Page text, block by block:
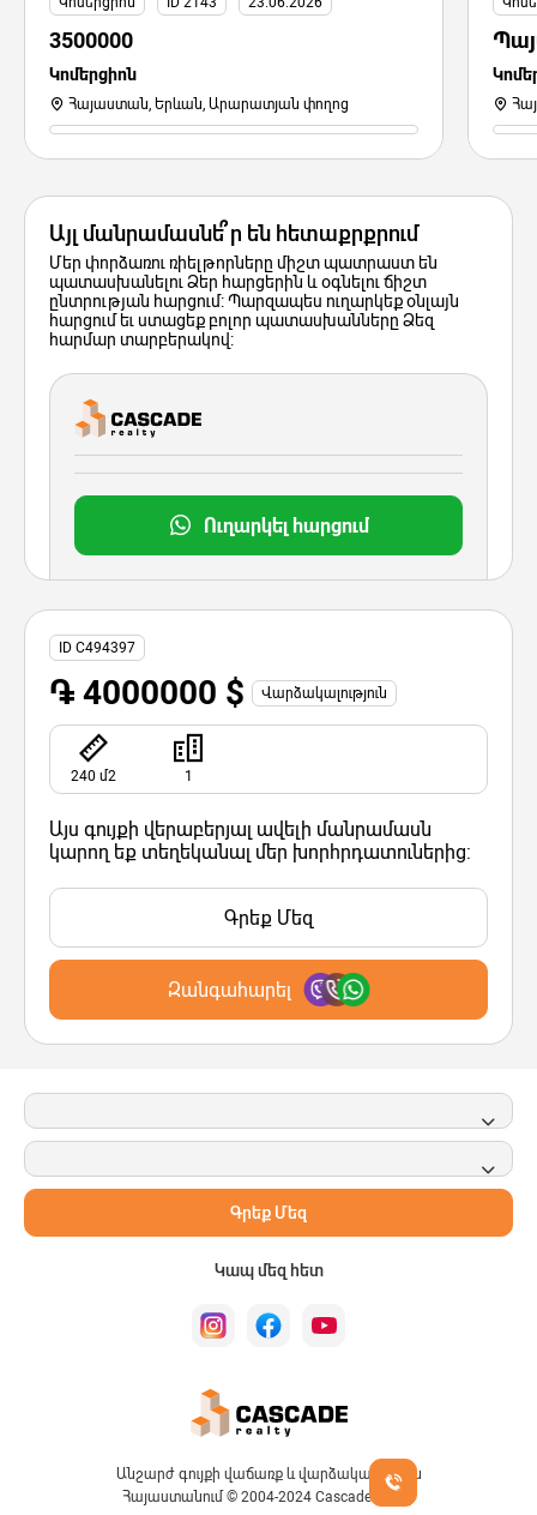
3500000
Կոմերցիոն
Հայաստան, Երևան, Արարատյան փողոց
Այլ մանրամասնե՞ր են հետաքրքրում
Մեր փորձառու ռիելթորները միշտ պատրաստ են
պատասխանելու Ձեր հարցերին և օգնելու ճիշտ
ընտրության հարցում: Պարզապես ուղարկեք օնլայն
հարցում եւ ստացեք բոլոր պատասխանները Ձեզ
հարմար տարբերակով:
Ուղարկել հարցում
ID C494397
֏ 4000000 $ Վարձակալություն
240 մ2 1
Այս գույքի վերաբերյալ ավելի մանրամասն
կարող եք տեղեկանալ մեր խորհրդատուներից:
Գրեք Մեզ
Զանգահարել
Գրեք Մեզ
Կապ մեզ հետ
Անշարժ գույքի վաճառք և վարձակալություն
Հայաստանում © 2004-2024 Cascade Realty